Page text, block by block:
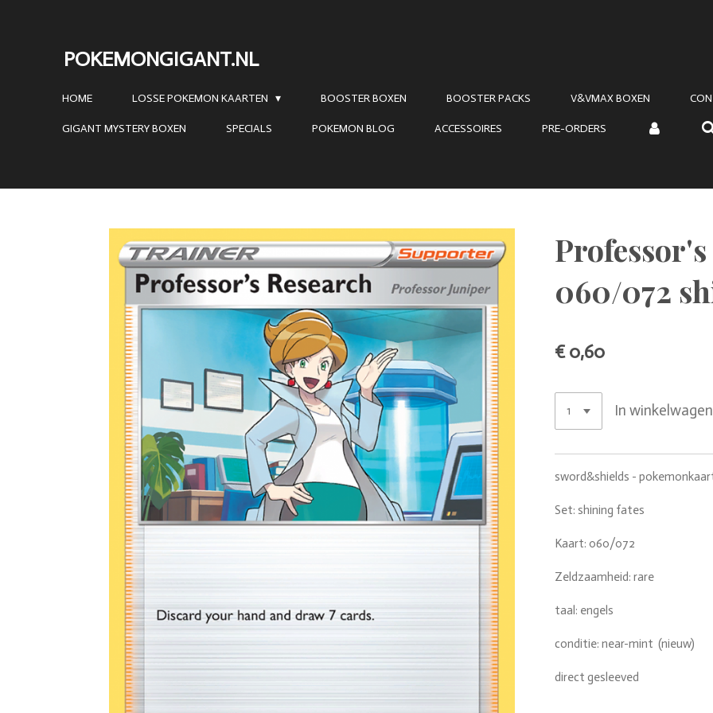
hoofdinhoud
POKEMONGIGANT.NL
HOME LOSSE POKEMON KAARTEN BOOSTER BOXEN BOOSTER PACKS V&VMAX BOXEN
GIGANT MYSTERY BOXEN SPECIALS POKEMON BLOG ACCESSOIRES PRE-ORDERS
Professor's
060/072
€ 0,60
In winkelwagen
sword&shields -
Set: shining fates
Kaart: 060/072
Zeldzaamheid: rare
taal: engels
conditie: near-mint (nieuw)
direct gesleeved